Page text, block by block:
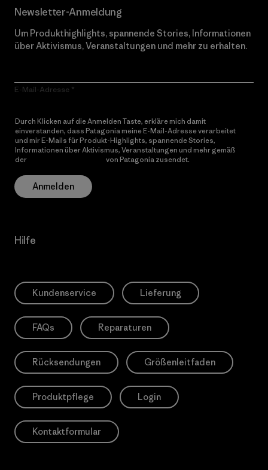
Newsletter-Anmeldung
Um Produkthighlights, spannende Stories, Informationen
über Aktivismus, Veranstaltungen und mehr zu erhalten.
E-Mail-Adresse
Durch Klicken auf die Anmelden Taste, erkläre mich damit
einverstanden, dass Patagonia meine E-Mail-Adresse verarbeitet
und mir E-Mails für Produkt-Highlights, spannende Stories,
Informationen über Aktivismus, Veranstaltungen und mehr gemäß
der
von Patagonia zusendet.
Anmelden
Hilfe
Kundenservice Lieferung
FAQs Reparaturen
Rücksendungen Größenleitfaden
Produktpflege Login
Kontaktformular